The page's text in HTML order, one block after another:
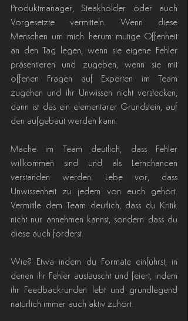
Produktmanager, Steakholder oder auch
Vorgesetzte vermitteln. Wenn diese
Menschen um mich herum mutige Offenheit
an den Tag legen, wenn sie eigene Fehler
präsentieren und zugeben, wenn sie mit
offenen Fragen auf Experten im Team
zugehen und ihr Unwissen nicht verstecken,
dann ist das ein elementarer Grundstein, auf
den aufgebaut werden kann.
Mache im Team deutlich, dass Fehler
willkommen sind und als Lernchancen
verstanden werden. Lebe vor, dass
Unwissenheit zu jedem von euch gehört.
Vermittle dem Team deutlich, dass du Kritik
nicht nur annehmen kannst, sondern dass du
diese auch forderst.
Wie? Etwa indem du Formate einführst, in
denen ihr Fehler austauscht und feiert, indem
ihr Feedbackrunden lebt und grundlegend
natürlich immer auch aktiv zuhört.